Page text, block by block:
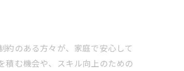
約のある方々が、家庭で安心して
積む機会や、スキル向上のための